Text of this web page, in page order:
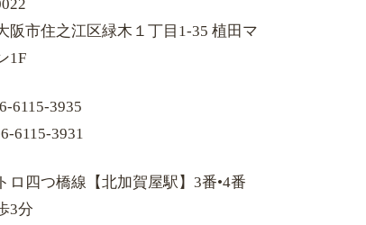
阪市住之江区緑木１丁目1-35 植田マ
1F
6115-3935
6115-3931
ロ四つ橋線【北加賀屋駅】3番•4番
3分